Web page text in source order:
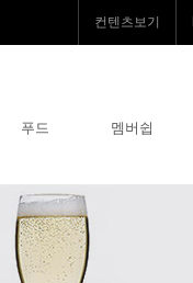
컨텐츠보기
푸드 멤버쉽